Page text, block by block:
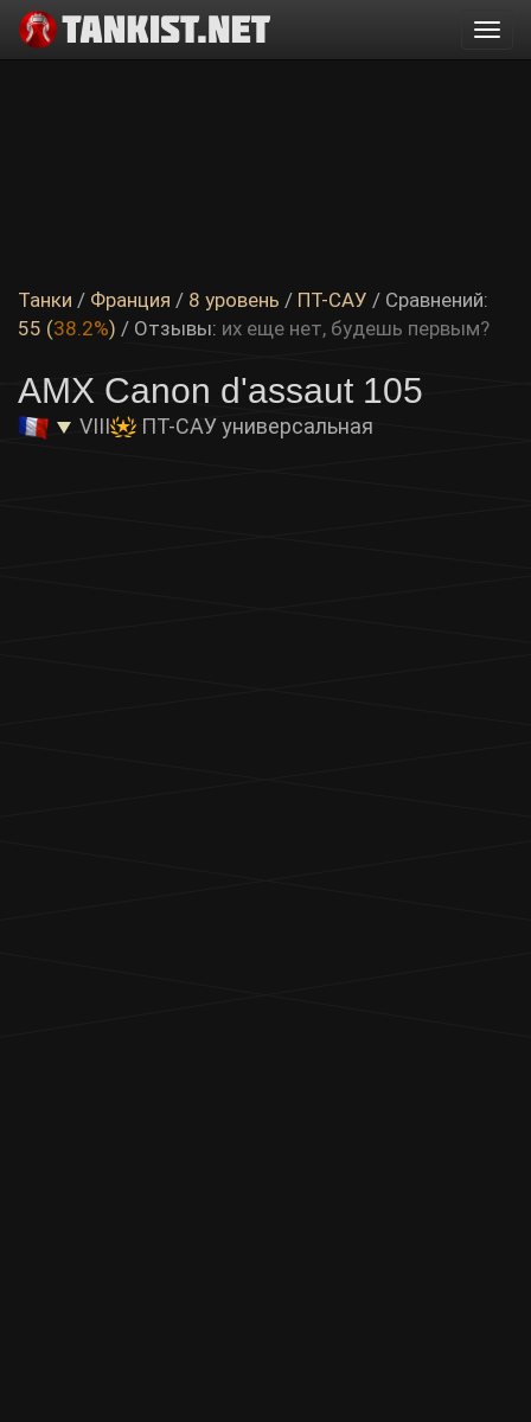
Танки / Франция / 8 уровень / ПТ-САУ / Сравнений:
55 (38.2%) / Отзывы: их еще нет, будешь первым?
AMX Canon d'assaut 105
VIII ПТ-САУ универсальная